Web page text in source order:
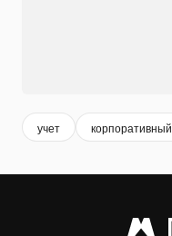
учет корпоративный